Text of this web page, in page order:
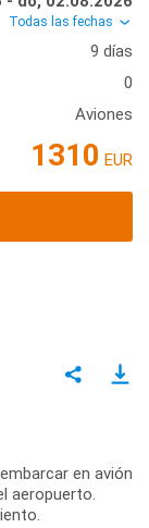
Todas las fechas
9 días
0
Aviones
1310 EUR
en avión
aeropuerto.